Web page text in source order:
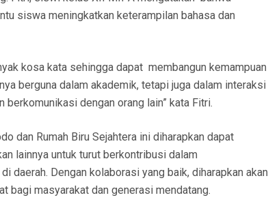
siswa meningkatkan keterampilan bahasa dan
kosa kata sehingga dapat membangun kemampuan
berguna dalam akademik, tetapi juga dalam interaksi
dengan orang lain” kata Fitri.
dan Rumah Biru Sejahtera ini diharapkan dapat
lainnya untuk turut berkontribusi dalam
daerah. Dengan kolaborasi yang baik, diharapkan akan
bagi masyarakat dan generasi mendatang.